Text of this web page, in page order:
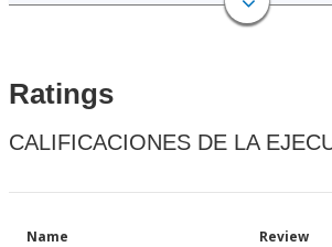
Ratings
CALIFICACIONES DE LA
Name Review